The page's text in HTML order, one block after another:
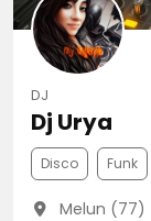
DJ
Dj Urya
Disco Funk
Melun (77)